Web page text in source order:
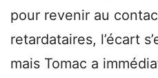
pour revenir au
retardataires, l’écart
mais Tomac a